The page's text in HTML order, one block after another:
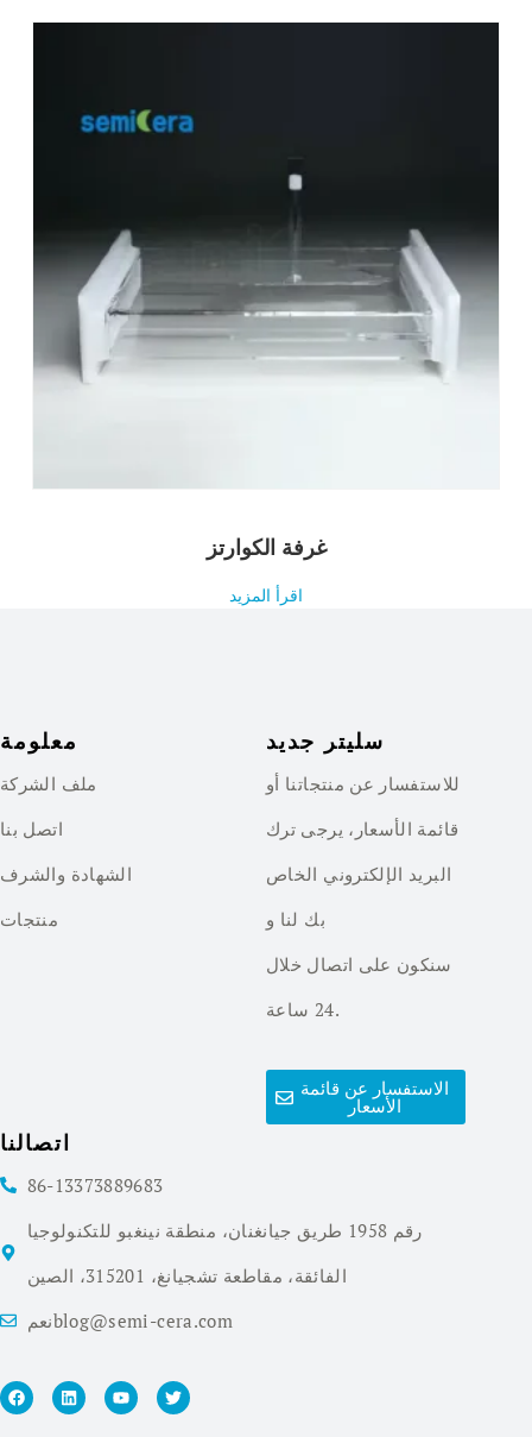
غرفة الكوارتز
اقرأ المزيد
معلومة
ملف الشركة
اتصل بنا
الشهادة والشرف
منتجات
سليتر جديد
للاستفسار عن منتجاتنا أو
قائمة الأسعار، يرجى ترك
البريد الإلكتروني الخاص
بك لنا و
سنكون على اتصال خلال
24 ساعة.
الاستفسار عن قائمة
الأسعار
اتصالنا
86-13373889683
رقم 1958 طريق جيانغنان، منطقة نينغبو للتكنولوجيا
الفائقة، مقاطعة تشجيانغ، 315201، الصين
نعمblog@semi-cera.com